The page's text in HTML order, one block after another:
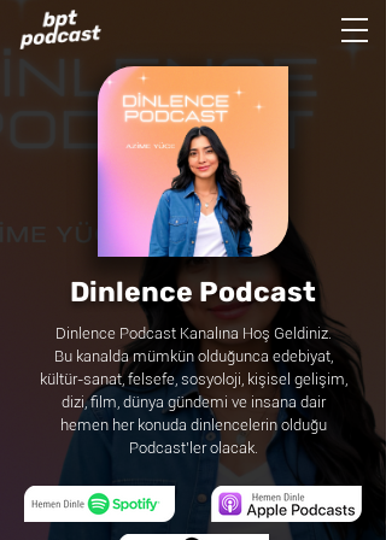
Dinlence Podcast
Dinlence Podcast Kanalına Hoş Geldiniz.
Bu kanalda mümkün olduğunca edebiyat,
kültür-sanat, felsefe, sosyoloji, kişisel gelişim,
dizi, film, dünya gündemi ve insana dair
hemen her konuda dinlencelerin olduğu
Podcast’ler olacak.